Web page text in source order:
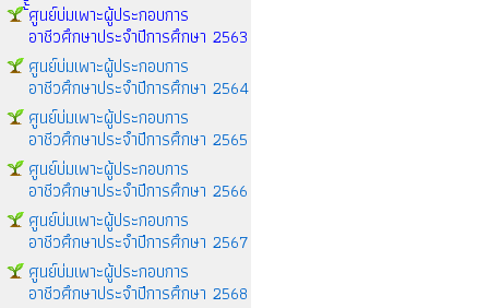
้้้ศูนย์บ่มเพาะผู้ประกอบการ
อาชีวศึกษาประจำปีการศึกษา 2563
ศูนย์บ่มเพาะผู้ประกอบการ
อาชีวศึกษาประจำปีการศึกษา 2564
ศูนย์บ่มเพาะผู้ประกอบการ
อาชีวศึกษาประจำปีการศึกษา 2565
ศูนย์บ่มเพาะผู้ประกอบการ
อาชีวศึกษาประจำปีการศึกษา 2566
ศูนย์บ่มเพาะผู้ประกอบการ
อาชีวศึกษาประจำปีการศึกษา 2567
ศูนย์บ่มเพาะผู้ประกอบการ
อาชีวศึกษาประจำปีการศึกษา 2568